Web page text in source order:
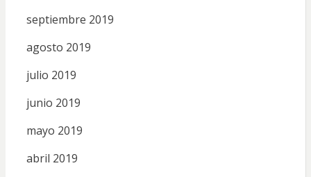
septiembre 2019
agosto 2019
julio 2019
junio 2019
mayo 2019
abril 2019